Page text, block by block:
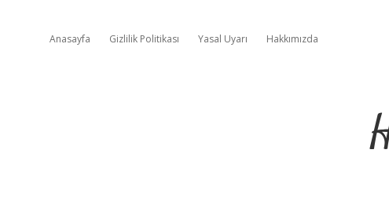
Anasayfa Gizlilik Politikası Yasal Uyarı Hakkımızda